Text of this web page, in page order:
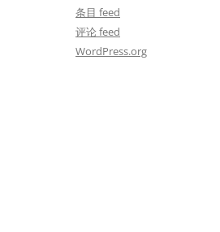
条目 feed
评论 feed
WordPress.org